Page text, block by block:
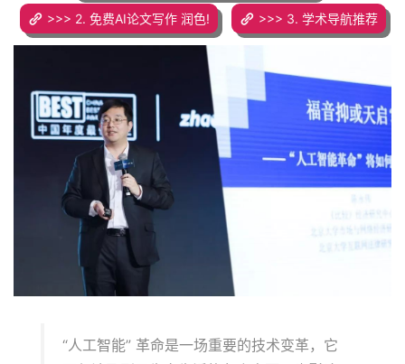
>>> 2. 免费AI论文写作 润色! >>> 3. 学术导航推荐
“人工智能” 革命是一场重要的技术变革，它